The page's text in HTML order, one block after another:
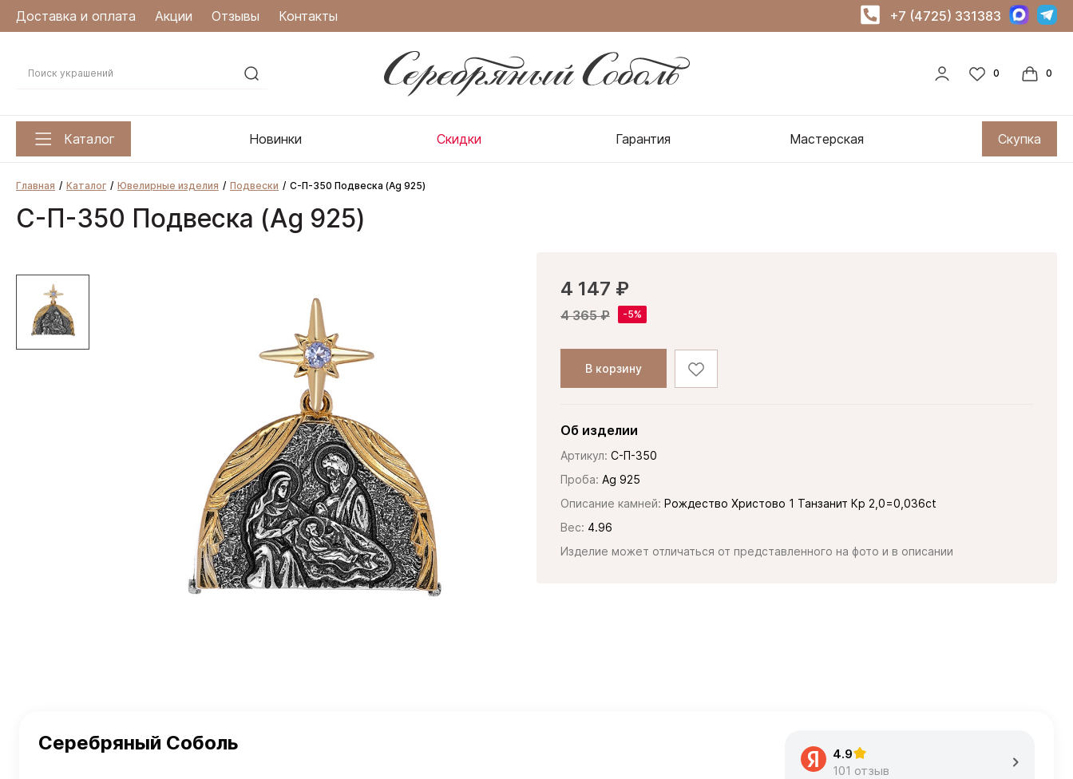
Доставка и оплата Акции Отзывы Контакты +7 (4725) 331383
Каталог Новинки Скидки Гарантия Мастерская Скупка
Главная Каталог Ювелирные изделия Подвески С-П-350 Подвеска (Ag 925)
С-П-350 Подвеска (Ag 925)
4 147 ₽
4 365 ₽
В корзину
Об изделии
Артикул: С-П-350
Проба: Ag 925
Описание камней: Рождество Христово 1 Танзанит Кр 2,0=0,036ct
Вес: 4.96
Изделие может отличаться от представленного на фото и в описании
Серебряный Соболь
4.9
101 отзыв